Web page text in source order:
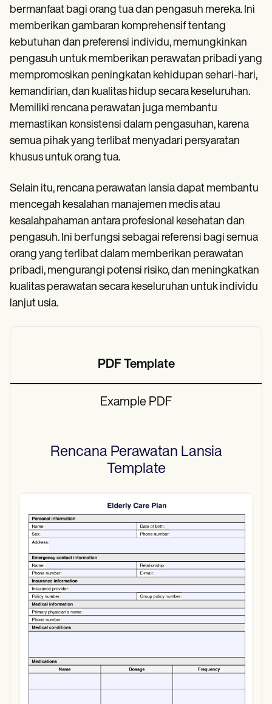
bermanfaat bagi orang tua dan pengasuh mereka. Ini
memberikan gambaran komprehensif tentang
kebutuhan dan preferensi individu, memungkinkan
pengasuh untuk memberikan perawatan pribadi yang
mempromosikan peningkatan kehidupan sehari-hari,
kemandirian, dan kualitas hidup secara keseluruhan.
Memiliki rencana perawatan juga membantu
memastikan konsistensi dalam pengasuhan, karena
semua pihak yang terlibat menyadari persyaratan
khusus untuk orang tua.
Selain itu, rencana perawatan lansia dapat membantu
mencegah kesalahan manajemen medis atau
kesalahpahaman antara profesional kesehatan dan
pengasuh. Ini berfungsi sebagai referensi bagi semua
orang yang terlibat dalam memberikan perawatan
pribadi, mengurangi potensi risiko, dan meningkatkan
kualitas perawatan secara keseluruhan untuk individu
lanjut usia.
PDF Template
Example PDF
Rencana Perawatan Lansia
Template
Download